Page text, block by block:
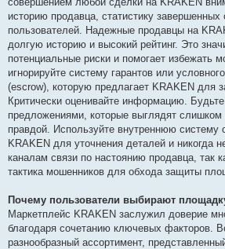
историю продавца, статистику
пользователей. Надежные продавцы на
долгую историю и высокий рейтинг. Это
потенциальные риски и помогает избежать
игнорируйте систему гарантов или
(escrow), которую предлагает KRAKEN для
Критически оценивайте информацию.
предложениями, которые выглядят
правдой. Используйте внутреннюю
KRAKEN для уточнения деталей и никогда
каналам связи по настоянию продавца, так
тактика мошенников для обхода защиты
Почему пользователи выбирают
Маркетплейс KRAKEN заслужил доверие
благодаря сочетанию ключевых факторов.
разнообразный ассортимент,